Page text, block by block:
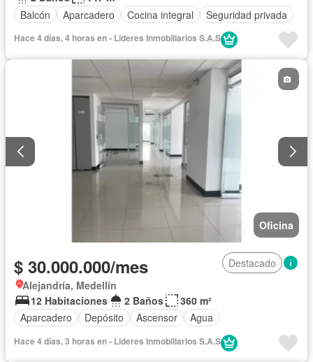
Balcón
Aparcadero Cocina integral Seguridad privada
Hace 4 días, 4 horas en - Lideres Inmobiliarios S.A.S
Oficina
$ 30.000.000/mes
Destacado
Alejandría, Medellín
12 Habitaciones
2 Baños
360 m²
Aparcadero
Depósito Ascensor Agua
Hace 4 días, 3 horas en - Lideres Inmobiliarios S.A.S